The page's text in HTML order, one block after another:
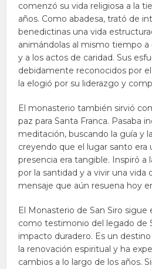
comenzó su vida religiosa a la
años. Como abadesa, trató de
benedictinas una vida
animándolas al mismo tiempo a
y a los actos de caridad. Sus
debidamente reconocidos por
la elogió por su liderazgo y
El monasterio también sirvió
paz para Santa Franca. Pasaba
meditación, buscando la guía y
creyendo que el lugar santo era
presencia era tangible. Inspiró a
por la santidad y a vivir una vida
mensaje que aún resuena hoy
El Monasterio de San Siro sigue
como testimonio del legado de
impacto duradero. Es un
la renovación espiritual y ha
cambios a lo largo de los años.